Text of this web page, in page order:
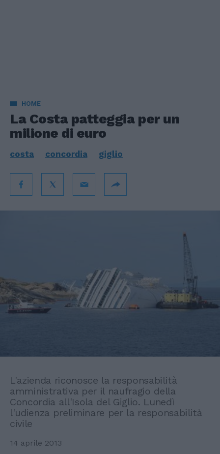
HOME
La Costa patteggia per un
milione di euro
costa concordia giglio
L'azienda riconosce la responsabilità
amministrativa per il naufragio della
Concordia all'Isola del Giglio. Lunedì
l'udienza preliminare per la responsabilità
civile
14 aprile 2013